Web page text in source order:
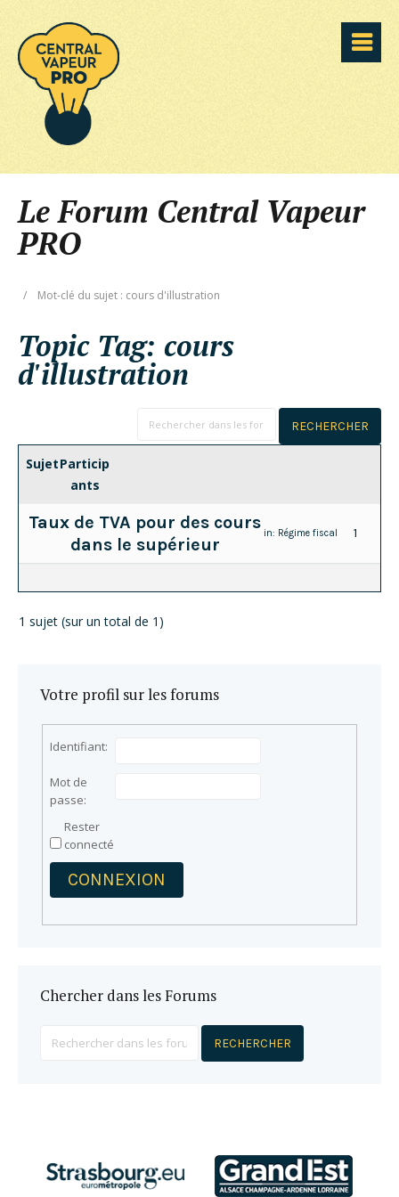
Le Forum Central Vapeur
PRO
/ Mot-clé du sujet : cours d'illustration
Topic Tag: cours
d'illustration
SujetParticip
ants
Taux de TVA pour des cours
dans le supérieur
in: Régime fiscal 1
1 sujet (sur un total de 1)
Votre profil sur les forums
Identifiant:
Mot de
passe:
Rester
connecté
CONNEXION
Chercher dans les Forums